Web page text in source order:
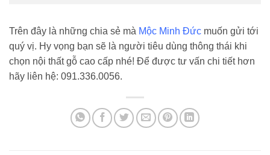
Trên đây là những chia sẻ mà Mộc Minh Đức muốn gửi tới
quý vị. Hy vọng bạn sẽ là người tiêu dùng thông thái khi
chọn nội thất gỗ cao cấp nhé! Để được tư vấn chi tiết hơn
hãy liên hệ: 091.336.0056.